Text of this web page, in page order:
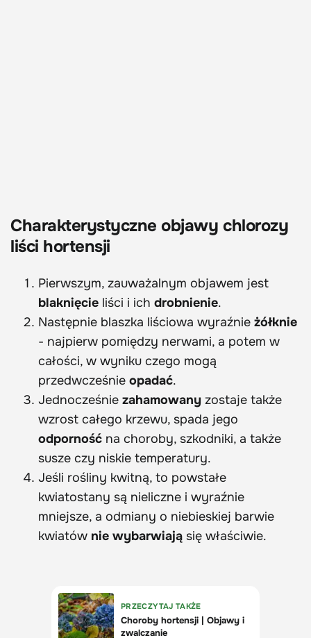
Charakterystyczne objawy chlorozy
liści hortensji
Pierwszym, zauważalnym objawem jest
blaknięcie liści i ich drobnienie.
Następnie blaszka liściowa wyraźnie żółknie
- najpierw pomiędzy nerwami, a potem w
całości, w wyniku czego mogą
przedwcześnie opadać.
Jednocześnie zahamowany zostaje także
wzrost całego krzewu, spada jego
odporność na choroby, szkodniki, a także
susze czy niskie temperatury.
Jeśli rośliny kwitną, to powstałe
kwiatostany są nieliczne i wyraźnie
mniejsze, a odmiany o niebieskiej barwie
kwiatów nie wybarwiają się właściwie.